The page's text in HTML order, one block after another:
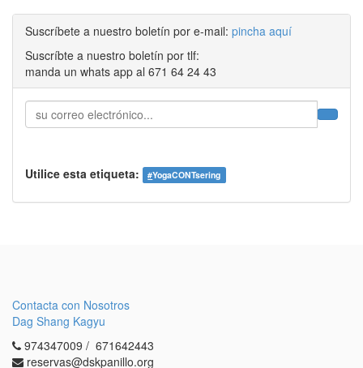
Suscríbete a nuestro boletín por e-mail: pincha aquí
Suscríbte a nuestro boletín por tlf:
manda un whats app al 671 64 24 43
Utilice esta etiqueta: #YogaCONTsering
Contacta con Nosotros
Dag Shang Kagyu
974347009 / 671642443
reservas@dskpanillo.org